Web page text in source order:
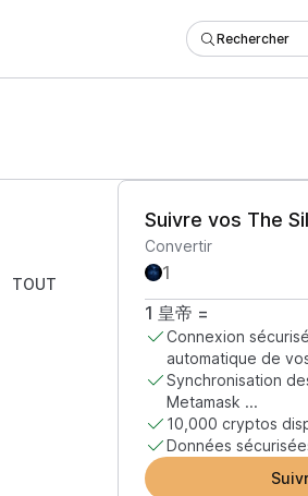
Rechercher
TOUT
Suivre vos The
Convertir
1 皇帝 =
Connexion
automatique de
Synchronisation
Metamask ...
10,000 cryptos
Données